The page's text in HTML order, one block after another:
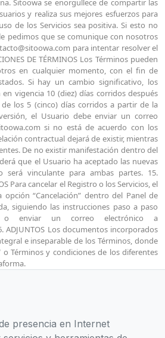
presencia en Internet